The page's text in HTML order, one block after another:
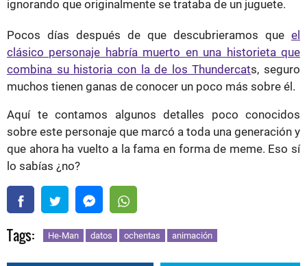
ignorando que originalmente se trataba de un juguete.
Pocos días después de que descubrieramos que el
clásico personaje habría muerto en una historieta que
combina su historia con la de los Thundercats, seguro
muchos tienen ganas de conocer un poco más sobre él.
Aquí te contamos algunos detalles poco conocidos
sobre este personaje que marcó a toda una generación y
que ahora ha vuelto a la fama en forma de meme. Eso sí
lo sabías ¿no?
Tags: He-Man datos ochentas animación